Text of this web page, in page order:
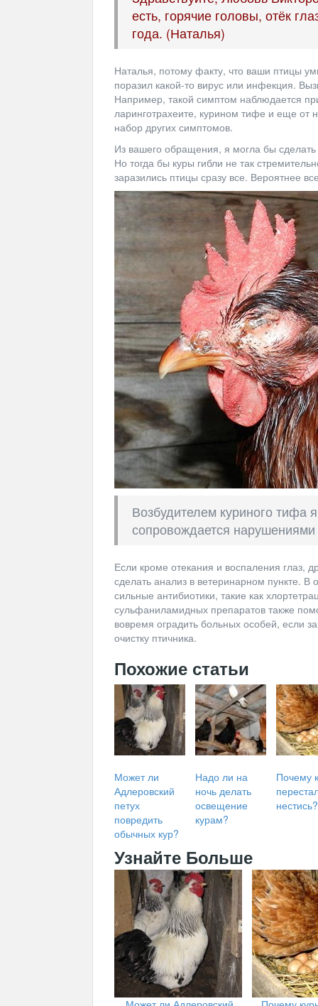
есть, горячие головы, отёк
года. (Наталья)
Наталья, потому факту, что ваши птицы
поразил какой-то вирус или инфекция.
Например, такой симптом наблюдается
ларинготрахеите, курином тифе и еще от
набор других симптомов.
Из вашего обращения, я могла бы
Но тогда бы куры гибли не так
заразились птицы сразу все. Вероятнее
Возбудителем куриного тифа
сопровождается
Если кроме отекания и воспаления глаз,
сделать анализ в ветеринарном пункте. В
сильные антибиотики, такие как
сульфаниламидных препаратов также
вовремя оградить больных особей, если
очистку птичника.
Похожие статьи
Может ли
Адлеровский
петух
повредить
обычных кур?
Надо ли на
ночь делать
освещение
курам?
Почему
нестись?
Узнайте Больше